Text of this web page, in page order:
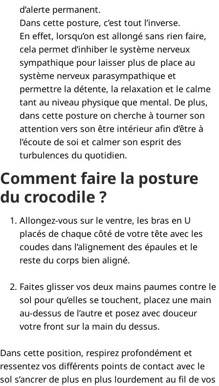
d’alerte permanent.
Dans cette posture, c’est tout l’inverse.
En effet, lorsqu’on est allongé sans rien faire,
cela permet d’inhiber le système nerveux
sympathique pour laisser plus de place au
système nerveux parasympathique et
permettre la détente, la relaxation et le calme
tant au niveau physique que mental. De plus,
dans cette posture on cherche à tourner son
attention vers son être intérieur afin d’être à
l’écoute de soi et calmer son esprit des
turbulences du quotidien.
Comment faire la posture
du crocodile ?
Allongez-vous sur le ventre, les bras en U
placés de chaque côté de votre tête avec les
coudes dans l’alignement des épaules et le
reste du corps bien aligné.
Faites glisser vos deux mains paumes contre le
sol pour qu’elles se touchent, placez une main
au-dessus de l’autre et posez avec douceur
votre front sur la main du dessus.
Dans cette position, respirez profondément et
ressentez vos différents points de contact avec le
sol s’ancrer de plus en plus lourdement au fil de vos